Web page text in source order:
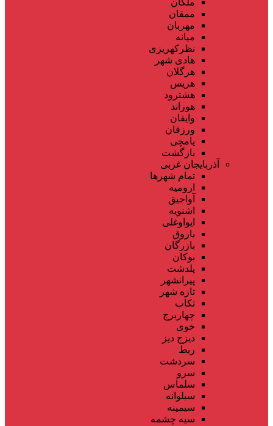
ممقان
مهربان
میانه
نظرکهریزی
هادی شهر
هرگلان
هریس
هشترود
هوراند
وایقان
ورزقان
یامچی
بازگشت
آذربایجان غربی
تمام شهر‌ها
ارومیه
آواجیق
اشنویه
ایواوغلی
باروق
بازرگان
بوکان
پلدشت
پیرانشهر
تازه شهر
تکاب
چهاربرج
خوی
دیزج دیز
ربط
سردشت
سرو
سلماس
سیلوانه
سیمینه
سیه چشمه